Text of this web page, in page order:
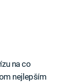
na co
nejlepším